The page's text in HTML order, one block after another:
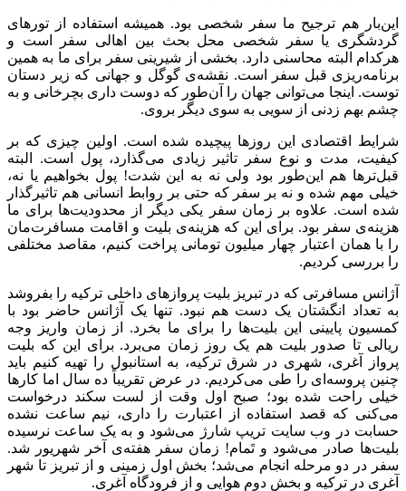
این‌بار هم ترجیح ما سفر شخصی بود. همیشه استفاده از تورهای
گردشگری یا سفر شخصی محل بحث بین اهالی سفر است و
هرکدام البته محاسنی دارد. بخشی از شیرینی سفر برای ما به همین
برنامه‌ریزی قبل سفر است. نقشه‌ی گوگل و جهانی که زیر دستان
توست. اینجا می‌توانی جهان را آن‌طور که دوست داری بچرخانی و به
چشم بهم زدنی از سویی به سوی دیگر بروی.
شرایط اقتصادی این روزها پیچیده شده است. اولین چیزی که بر
کیفیت‌‌، مدت و نوع سفر تاثیر زیادی می‌گذارد، پول است. البته
قبل‌ترها هم این‌طور بود ولی نه به این شدت! پول بخواهیم یا نه،
خیلی مهم شده و نه بر سفر که حتی بر روابط انسانی هم تاثیرگذار
شده است. علاوه بر زمان سفر یکی دیگر از محدودیت‌ها برای ما
هزینه‌ی سفر بود. برای این که هزینه‌ی بلیت و اقامت مسافرت‌مان
را با همان اعتبار چهار میلیون تومانی پراخت کنیم، مقاصد مختلفی
را بررسی کردیم.
آژانس مسافرتی که در تبریز بلیت پروازهای داخلی ترکیه را بفروشد
به تعداد انگشتان یک دست هم نبود. تنها یک آژانس حاضر بود با
کمسیون پایینی این بلیت‌ها را برای ما بخرد. از زمان واریز وجه
ریالی تا صدور بلیت هم یک روز زمان می‌برد. برای این که بلیت
پرواز آغری، شهری در شرق ترکیه، به استانبول را تهیه کنیم باید
چنین پروسه‌ای را طی می‌کردیم. در عرض تقریباً ده سال اما کارها
خیلی راحت شده بود؛ صبح اول وقت از لست سکند درخواست
می‌کنی که قصد استفاده از اعتبارت را داری، نیم ساعت نشده
حسابت در وب سایت تریپ شارژ می‌شود و به یک ساعت نرسیده
بلیت‌ها صادر می‌شود و تَمام! زمان سفر هفته‌ی آخر شهریور شد.
سفر در دو مرحله‌ انجام می‌شد؛ بخش اول زمینی و از تبریز تا شهر
آغری در ترکیه و بخش دوم هوایی و از فرودگاه آغری.